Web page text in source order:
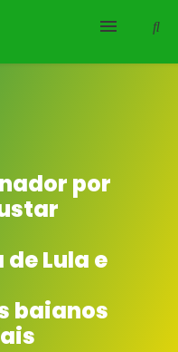
por
Lula e
baianos